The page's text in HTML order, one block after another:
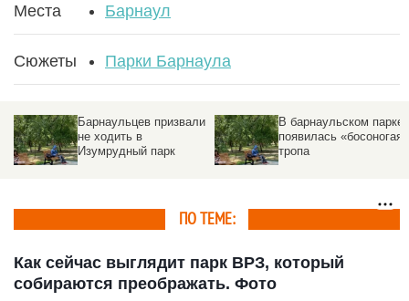
Места Барнаул
Сюжеты Парки Барнаула
Барнаульцев призвали
не ходить в
Изумрудный парк
В барнаульском парке
появилась «босоногая»
тропа
ПО ТЕМЕ:
Как сейчас выглядит парк ВРЗ, который
собираются преображать. Фото